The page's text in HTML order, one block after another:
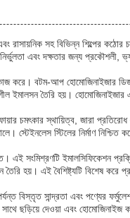
রাসায়নিক সহ বিভিন্ন শিল্পের
এবং দক্ষতার জন্য প্রকৌশলী,
করে। বটম-আপ হোমোজিনাইজার
তৈরি হয়। হোমোজিনাইজার
চমৎকার স্থায়িত্ব, জারা
স্টিলের নির্মাণ নিশ্চিত
এই সংমিশ্রণটি ইমালসিফিকেশন
হয়। এই বৈশিষ্ট্যটি বিশেষ করে
বিস্তৃত সান্দ্রতা এবং পণ্যের
ছড়িয়ে দেওয়া এবং হোমোজিনাইজ